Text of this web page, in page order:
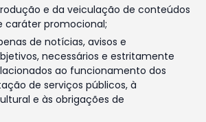
e da veiculação de conteúdos
caráter promocional;
de notícias, avisos e
necessários e estritamente
ao funcionamento dos
de serviços públicos, à
e às obrigações de